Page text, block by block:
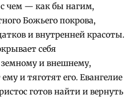
с чем — как бы нагим,
Божьего покрова,
и внутренней красоты.
себя
и внешнему,
и тяготят его. Евангелие
готов найти и вернуть